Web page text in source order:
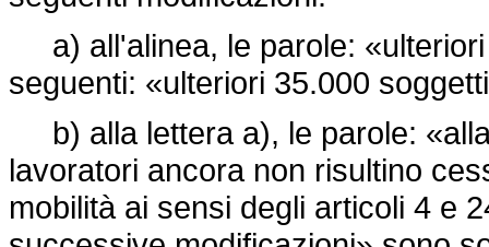
a) all'alinea, le parole: «ulteriori
seguenti: «ulteriori 35.000
b) alla lettera a), le parole:
lavoratori ancora non risultino
mobilità ai sensi degli articoli 4 e